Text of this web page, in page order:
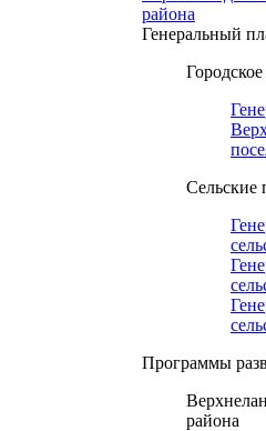
района
Генеральный
Сельские
Программы
района